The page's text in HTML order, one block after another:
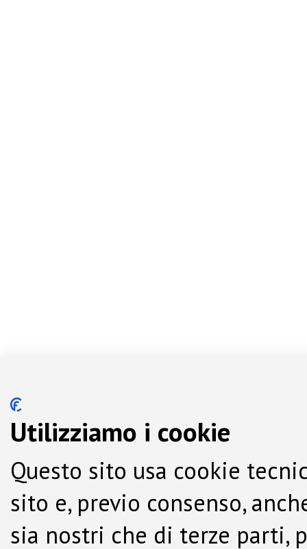
Utilizziamo i cookie
Questo sito usa cookie
sito e, previo consenso,
sia nostri che di terze parti,